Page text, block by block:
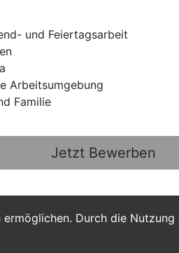
Durch die
und Feiertagsarbeit
Arbeitsumgebung
Familie
Jetzt Bewerben